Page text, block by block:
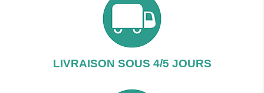
LIVRAISON SOUS 4/5 JOURS